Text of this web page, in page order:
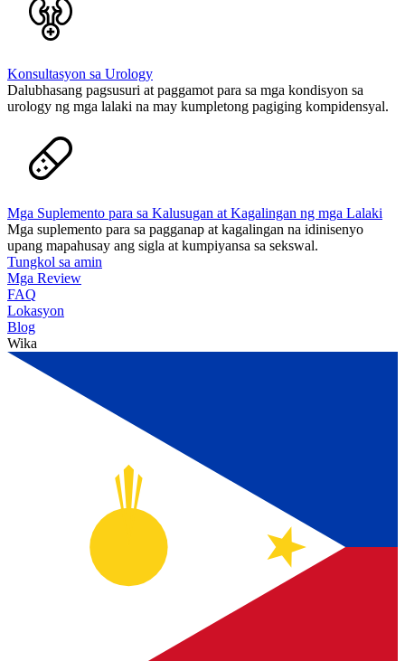
Konsultasyon sa Urology
Dalubhasang pagsusuri at paggamot para sa mga kondisyon sa
urology ng mga lalaki na may kumpletong pagiging kompidensyal.
Mga Suplemento para sa Kalusugan at Kagalingan ng mga Lalaki
Mga suplemento para sa pagganap at kagalingan na idinisenyo
upang mapahusay ang sigla at kumpiyansa sa sekswal.
Tungkol sa amin
Mga Review
FAQ
Lokasyon
Blog
Wika